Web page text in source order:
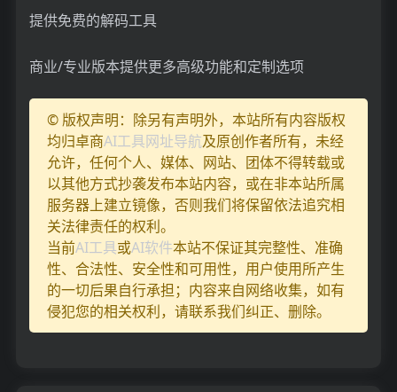
提供免费的解码工具
商业/专业版本提供更多高级功能和定制选项
© 版权声明：除另有声明外，本站所有内容版权
均归卓商AI工具网址导航及原创作者所有，未经
允许，任何个人、媒体、网站、团体不得转载或
以其他方式抄袭发布本站内容，或在非本站所属
服务器上建立镜像，否则我们将保留依法追究相
关法律责任的权利。
当前AI工具或AI软件本站不保证其完整性、准确
性、合法性、安全性和可用性，用户使用所产生
的一切后果自行承担；内容来自网络收集，如有
侵犯您的相关权利，请联系我们纠正、删除。